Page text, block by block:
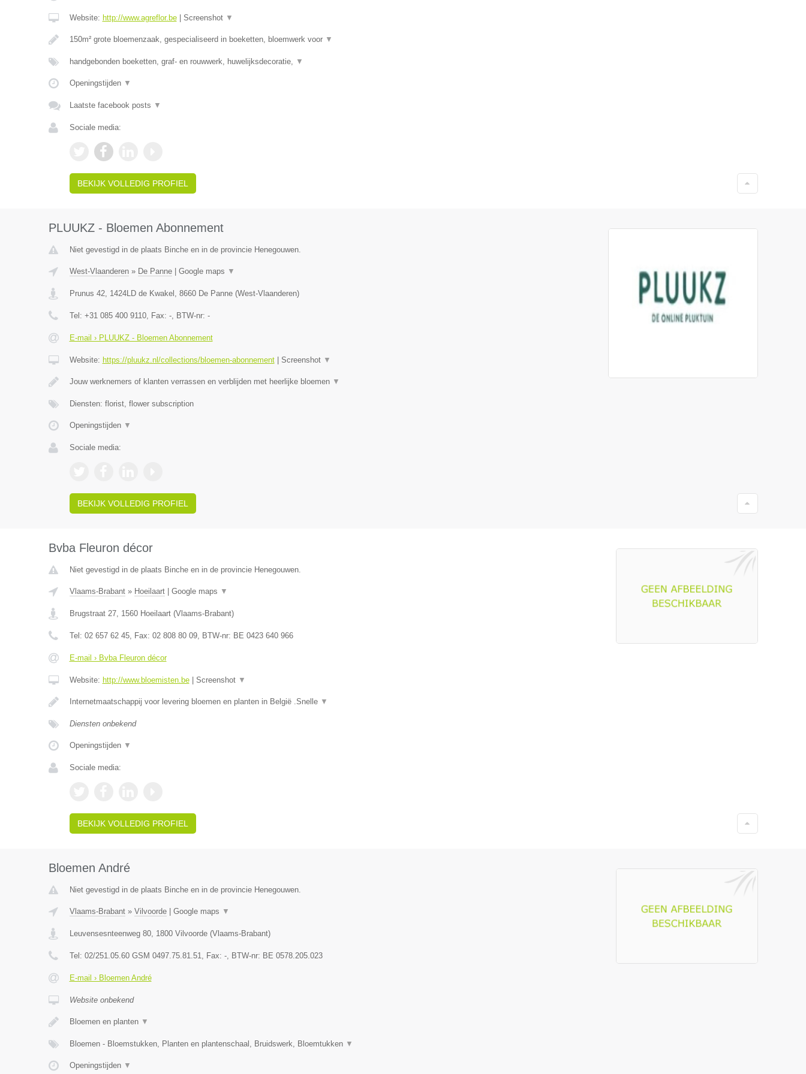
Website: http://www.agreflor.be| Screenshot ▼
150m² grote bloemenzaak, gespecialiseerd in boeketten, bloemwerk voor ▼
handgebonden boeketten, graf- en rouwwerk, huwelijksdecoratie, ▼
Openingstijden ▼
Laatste facebook posts ▼
Sociale media:
BEKIJK VOLLEDIG PROFIEL
PLUUKZ - Bloemen Abonnement
Niet gevestigd in de plaats Binche en in de provincie Henegouwen.
West-Vlaanderen» De Panne| Google maps ▼
Prunus 42, 1424LD de Kwakel , 8660 De Panne(West-Vlaanderen)
Tel: +31 085 400 9110, Fax: -, BTW-nr: -
E-mail › PLUUKZ - Bloemen Abonnement
Website: https://pluukz.nl/collections/bloemen-abonnement| Screenshot ▼
Jouw werknemers of klanten verrassen en verblijden met heerlijke bloemen ▼
Diensten: florist, flower subscription
Openingstijden ▼
Sociale media:
BEKIJK VOLLEDIG PROFIEL
Bvba Fleuron décor
Niet gevestigd in de plaats Binche en in de provincie Henegouwen.
Vlaams-Brabant» Hoeilaart| Google maps ▼
Brugstraat 27, 1560 Hoeilaart(Vlaams-Brabant)
Tel: 02 657 62 45, Fax: 02 808 80 09, BTW-nr: BE 0423 640 966
E-mail › Bvba Fleuron décor
Website: http://www.bloemisten.be| Screenshot ▼
Internetmaatschappij voor levering bloemen en planten in België .Snelle ▼
Diensten onbekend
Openingstijden ▼
Sociale media:
BEKIJK VOLLEDIG PROFIEL
Bloemen André
Niet gevestigd in de plaats Binche en in de provincie Henegouwen.
Vlaams-Brabant» Vilvoorde| Google maps ▼
Leuvensesnteenweg 80, 1800 Vilvoorde(Vlaams-Brabant)
Tel: 02/251.05.60 GSM 0497.75.81.51, Fax: -, BTW-nr: BE 0578.205.023
E-mail › Bloemen André
Website onbekend
Bloemen en planten ▼
Bloemen - Bloemstukken, Planten en plantenschaal, Bruidswerk, Bloemtukken ▼
Openingstijden ▼